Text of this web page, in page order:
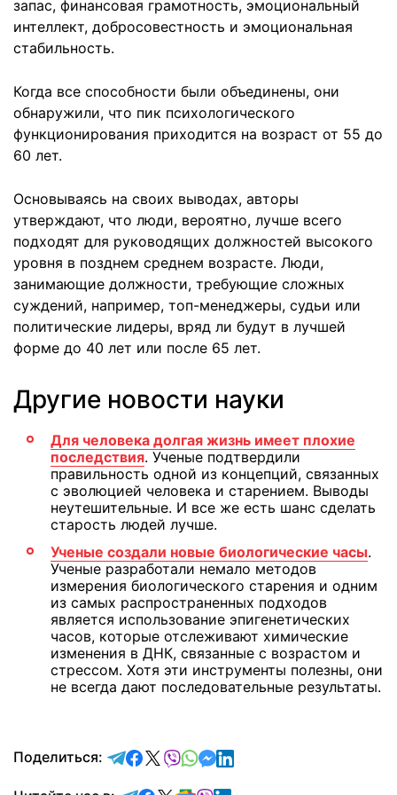
запас, финансовая грамотность, эмоциональный
интеллект, добросовестность и эмоциональная
стабильность.
Когда все способности были объединены, они
обнаружили, что пик психологического
функционирования приходится на возраст от 55 до
60 лет.
Основываясь на своих выводах, авторы
утверждают, что люди, вероятно, лучше всего
подходят для руководящих должностей высокого
уровня в позднем среднем возрасте. Люди,
занимающие должности, требующие сложных
суждений, например, топ-менеджеры, судьи или
политические лидеры, вряд ли будут в лучшей
форме до 40 лет или после 65 лет.
Другие новости науки
Для человека долгая жизнь имеет плохие
последствия. Ученые подтвердили
правильность одной из концепций, связанных
с эволюцией человека и старением. Выводы
неутешительные. И все же есть шанс сделать
старость людей лучше.
Ученые создали новые биологические часы.
Ученые разработали немало методов
измерения биологического старения и одним
из самых распространенных подходов
является использование эпигенетических
часов, которые отслеживают химические
изменения в ДНК, связанные с возрастом и
стрессом. Хотя эти инструменты полезны, они
не всегда дают последовательные результаты.
Поделиться: отправить в Telegram
поделиться в Facebook
поделиться в X
отправить в Viber
отправить в Whatsapp
отправить в Messenger
отправить в LinkedIn